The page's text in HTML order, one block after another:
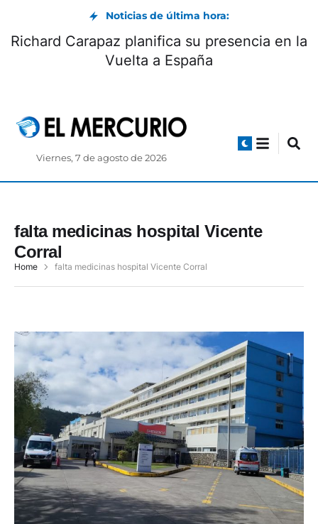
Noticias de última hora:
Richard Carapaz planifica su presencia en la
Vuelta a España
Viernes, 7 de agosto de 2026
falta medicinas hospital Vicente
Corral
Home falta medicinas hospital Vicente Corral